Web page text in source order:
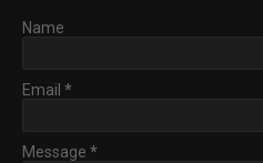
Name
Email *
Message *